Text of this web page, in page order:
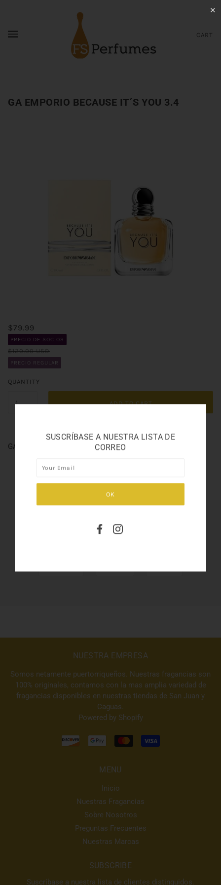
CART
GA EMPORIO BECAUSE IT´S YOU 3.4
$79.99
PRECIO DE SOCIOS
$120.00 USD
PRECIO REGULAR
QUANTITY
ADD TO CART
GA EMPORIO BECAUSE IT´S YOU 3.4
SHARE THIS
NUESTRA EMPRESA
Somos netamente puertorriqueños. Nuestras fragancias son
100% originales, contamos con la mas amplia variedad de
fragancias disponibles en nuestras tiendas de San Juan y
Caguas.
Powered by Shopify
MENU
Inicio
Nuestras Fragancias
Sobre Nosotros
Preguntas Frecuentes
Nuestras Marcas
SUBSCRIBE
Suscríbase a nuestra lista de clientes distinguidos.
✕
SUSCRÍBASE A NUESTRA LISTA DE
CORREO